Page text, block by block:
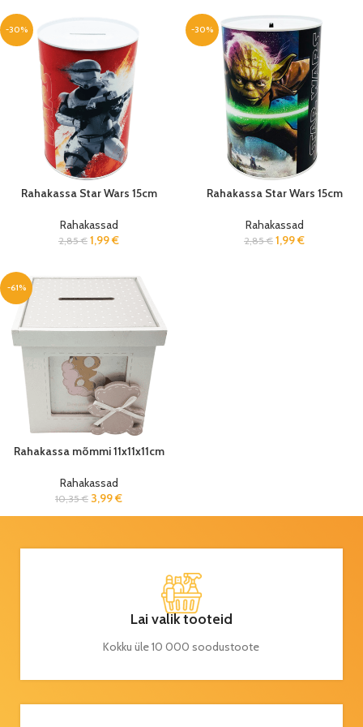
-30%
Rahakassa Star Wars 15cm
Rahakassad
2,85€ 1,99€
-30%
Rahakassa Star Wars 15cm
Rahakassad
2,85€ 1,99€
-61%
Rahakassa mõmmi 11x11x11cm
Rahakassad
10,35€ 3,99€
Lai valik tooteid
Kokku üle 10 000 soodustoote